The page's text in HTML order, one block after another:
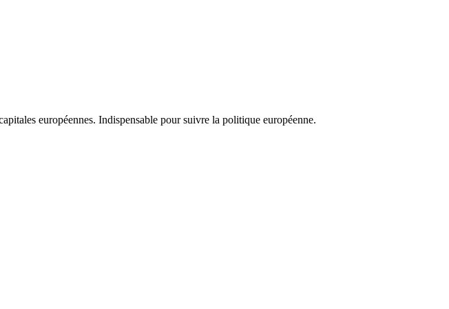
européennes. Indispensable pour suivre la politique européenne.